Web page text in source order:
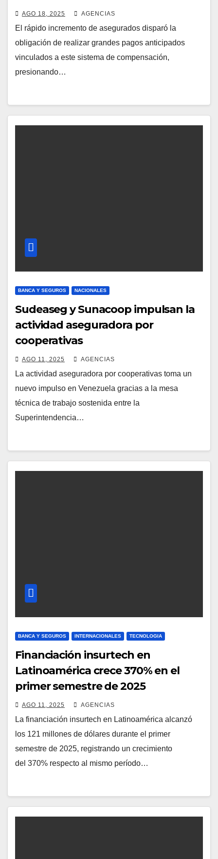
asegurados aumentó un 189% en
solo un año
AGO 18, 2025 AGENCIAS
El rápido incremento de asegurados disparó la
obligación de realizar grandes pagos anticipados
vinculados a este sistema de compensación,
presionando…
BANCA Y SEGUROS NACIONALES
Sudeaseg y Sunacoop impulsan la
actividad aseguradora por
cooperativas
AGO 11, 2025 AGENCIAS
La actividad aseguradora por cooperativas toma un
nuevo impulso en Venezuela gracias a la mesa
técnica de trabajo sostenida entre la
Superintendencia…
BANCA Y SEGUROS INTERNACIONALES TECNOLOGIA
Financiación insurtech en
Latinoamérica crece 370% en el
primer semestre de 2025
AGO 11, 2025 AGENCIAS
La financiación insurtech en Latinoamérica alcanzó
los 121 millones de dólares durante el primer
semestre de 2025, registrando un crecimiento
del 370% respecto al mismo período…